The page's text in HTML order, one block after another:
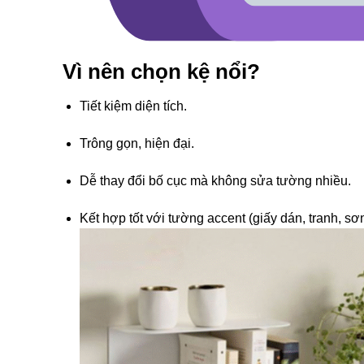
Vì nên chọn kệ nổi?
Tiết kiệm diện tích.
Trông gọn, hiện đại.
Dễ thay đổi bố cục mà không sửa tường nhiều.
Kết hợp tốt với tường accent (giấy dán, tranh,